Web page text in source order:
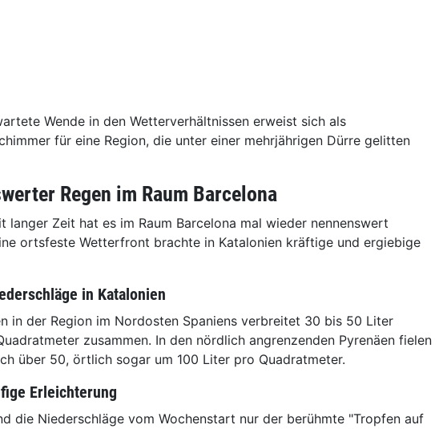
Wende in den Wetterverhältnissen erweist sich als
für eine Region, die unter einer mehrjährigen Dürre gelitten
Regen im Raum Barcelona
langer Zeit hat es im Raum Barcelona mal wieder nennenswert
ortsfeste Wetterfront brachte in Katalonien kräftige und ergiebige
in Katalonien
in der Region im Nordosten Spaniens verbreitet 30 bis 50 Liter
zusammen. In den nördlich angrenzenden Pyrenäen fielen
über 50, örtlich sogar um 100 Liter pro Quadratmeter.
Erleichterung
die Niederschläge vom Wochenstart nur der berühmte "Tropfen auf